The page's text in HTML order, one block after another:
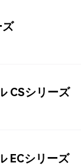
CSシリーズ
ECシリーズ